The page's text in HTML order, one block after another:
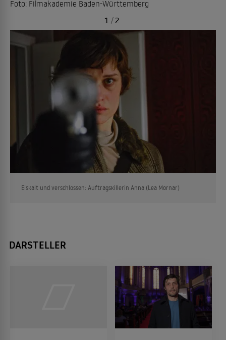
Foto: Filmakademie Baden-Württemberg
Eiskalt und verschlossen: Auftragskillerin Anna (Lea Mornar)
1 / 2
DARSTELLER